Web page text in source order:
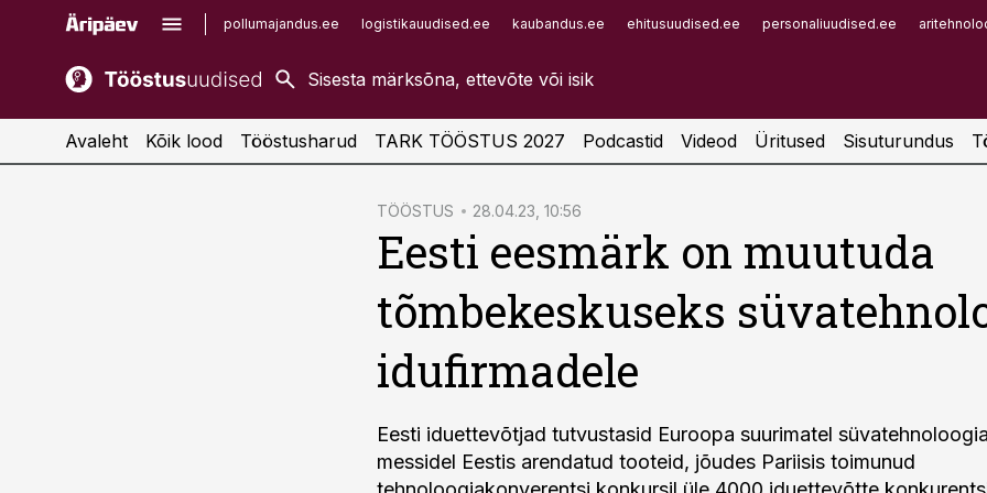
pollumajandus.ee logistikauudised.ee kaubandus.ee ehitusuudised.ee personaliuudised.ee
kaubandus.ee
kinnisvarauudised.ee
imelineajalugu.ee
Infopank
Avaleht Kõik lood Tööstusharud TARK TÖÖSTUS 2027 Podcastid Videod Üritused Sisuturundus
TÖÖSTUS 28.04.23, 10:56
Eesti eesmärk on muutuda
tõmbekeskuseks
idufirmadele
Eesti iduettevõtjad tutvustasid Euroopa suurimatel
messidel Eestis arendatud tooteid, jõudes Pariisis toimunud